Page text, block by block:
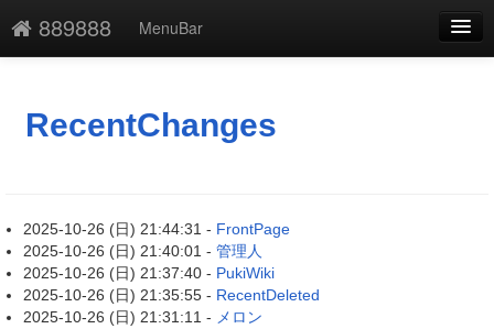
889888
MenuBar
最終更新
RecentChanges
2025-10-26 (日) 21:44:31 - FrontPage
2025-10-26 (日) 21:40:01 - 管理人
2025-10-26 (日) 21:37:40 - PukiWiki
2025-10-26 (日) 21:35:55 - RecentDeleted
2025-10-26 (日) 21:31:11 - メロン